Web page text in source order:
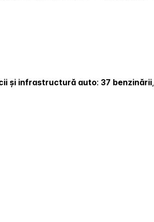
și infrastructură auto: 37 benzinării,